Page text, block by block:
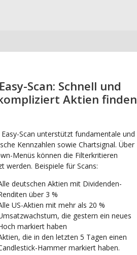
Easy-Scan: Schnell und
Aktien finden
Scan unterstützt fundamentale und
Kennzahlen sowie Chartsignal. Über
Menüs können die Filterkritieren
werden. Beispiele für Scans:
deutschen Aktien mit Dividenden-
über 3 %
US-Aktien mit mehr als 20 %
die gestern ein neues
markiert haben
die in den letzten 5 Tagen einen
Hammer markiert haben.